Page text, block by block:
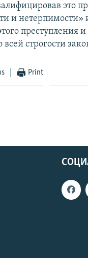
это
и нетерпимости»
преступления
строгости
Print